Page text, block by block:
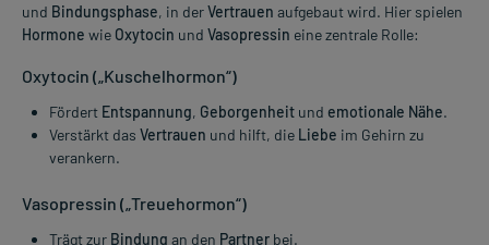
und Bindungsphase, in derVertrauen aufgebaut wird. Hier spielen
Hormone wie Oxytocin und Vasopressin eine zentrale Rolle:
Oxytocin („Kuschelhormon“)
Fördert Entspannung, Geborgenheit und emotionale Nähe.
Verstärkt das Vertrauen und hilft, die Liebe im Gehirn zu
verankern.
Vasopressin („Treuehormon“)
Trägt zur Bindung an den Partner bei.